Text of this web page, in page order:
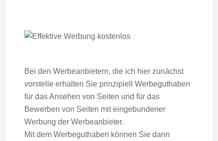
Bei den Werbeanbietern, die ich hier zunächst
vorstelle erhalten Sie prinzipiell Werbeguthaben
für das Ansehen von Seiten und für das
Bewerben von Seiten mit eingebundener
Werbung der Werbeanbieter.
Mit dem Werbeguthaben können Sie dann